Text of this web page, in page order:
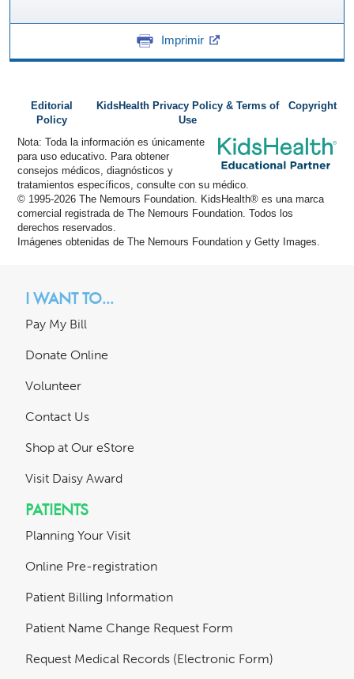
Imprimir
Editorial
Policy
KidsHealth Privacy Policy & Terms of
Use
Copyright
Nota: Toda la información es únicamente
para uso educativo. Para obtener
consejos médicos, diagnósticos y
tratamientos específicos, consulte con su médico.
© 1995-2026 The Nemours Foundation. KidsHealth® es una marca
comercial registrada de The Nemours Foundation. Todos los
derechos reservados.
Imágenes obtenidas de The Nemours Foundation y Getty Images.
I WANT TO...
Pay My Bill
Donate Online
Volunteer
Contact Us
Shop at Our eStore
Visit Daisy Award
PATIENTS
Planning Your Visit
Online Pre-registration
Patient Billing Information
Patient Name Change Request Form
Request Medical Records (Electronic Form)